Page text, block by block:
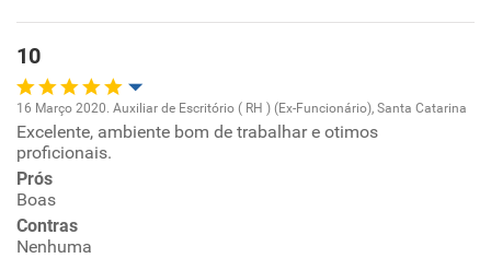
Recomenda a diretoria
10
Oportunidade de promoção
Ambiente de trabalho
Conciliação com a vida familiar
16 Março 2020. Auxiliar de Escritório ( RH ) (Ex-Funcionário), Santa Catarina
Excelente, ambiente bom de trabalhar e otimos
proficionais.
Prós
Boas
Contras
Nenhuma